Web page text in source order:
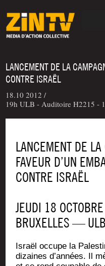
LANCEMENT DE LA
CONTRE ISRAËL
18.10 2012 /
19h ULB - Auditoire H2215 -
LANCEMENT DE
FAVEUR D’UN
CONTRE ISRAËL
JEUDI 18
BRUXELLES —
Israël occupe la
dizaines d’an­nées. Il